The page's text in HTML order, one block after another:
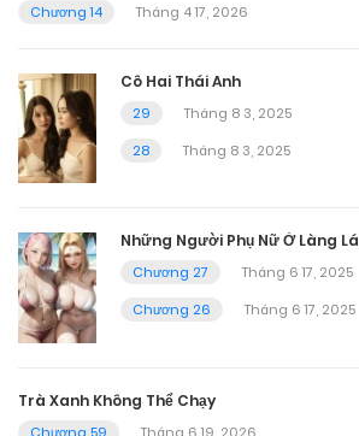
Chương 14
Tháng 4 17, 2026
Cô Hai Thái Anh
29
Tháng 8 3, 2025
28
Tháng 8 3, 2025
Những Người Phụ Nữ Ở Làng Lá
Chương 27
Tháng 6 17, 2025
Chương 26
Tháng 6 17, 2025
Trà Xanh Không Thể Chạy